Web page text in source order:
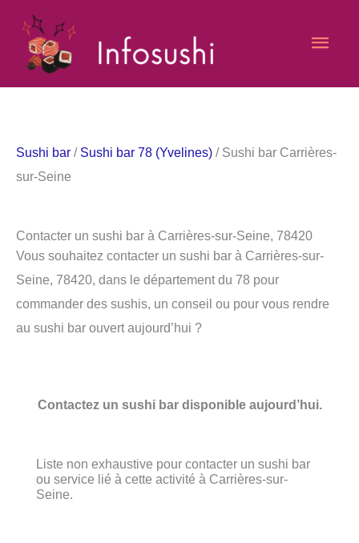
contenu
Sushi bar / Sushi bar 78 (Yvelines) / Sushi bar Carrières-
sur-Seine
Contacter un sushi bar à Carrières-sur-Seine, 78420
Vous souhaitez contacter un sushi bar à Carrières-sur-
Seine, 78420, dans le département du 78 pour
commander des sushis, un conseil ou pour vous rendre
au sushi bar ouvert aujourd’hui ?
Contactez un sushi bar disponible aujourd’hui.
Liste non exhaustive pour contacter un sushi bar
ou service lié à cette activité à Carrières-sur-
Seine.